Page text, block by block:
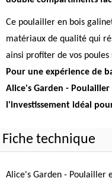
Ce poulailler en bois
matériaux de qualité qui
ainsi profiter de vos poules
Pour une expérience de
Alice's Garden - Poulailler
l'investissement idéal
Fiche technique
Alice's Garden - Poulailler